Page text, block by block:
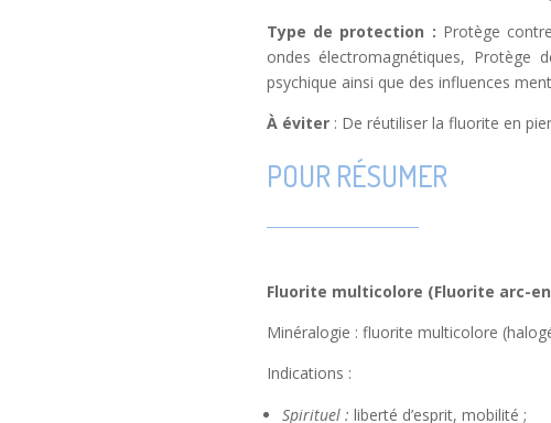
Type de protection : Protège
ondes électromagnétiques, Protège
psychique ainsi que des influences
À éviter : De réutiliser la fluorite en
POUR RÉSUMER
Fluorite multicolore (Fluorite arc-
Minéralogie : fluorite multicolore
Indications :
Spirituel : liberté d’esprit, mobilité ;